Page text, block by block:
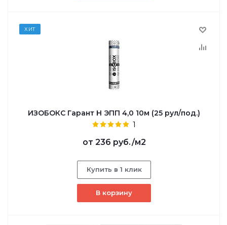
ХИТ
ИЗОБОКС Гарант Н ЭПП 4,0 10м (25 рул/под.)
1
от 236 руб./м2
Купить в 1 клик
В корзину